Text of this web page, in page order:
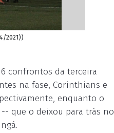
2021))
confrontos da terceira
na fase, Corinthians e
enquanto o
que o deixou para trás no